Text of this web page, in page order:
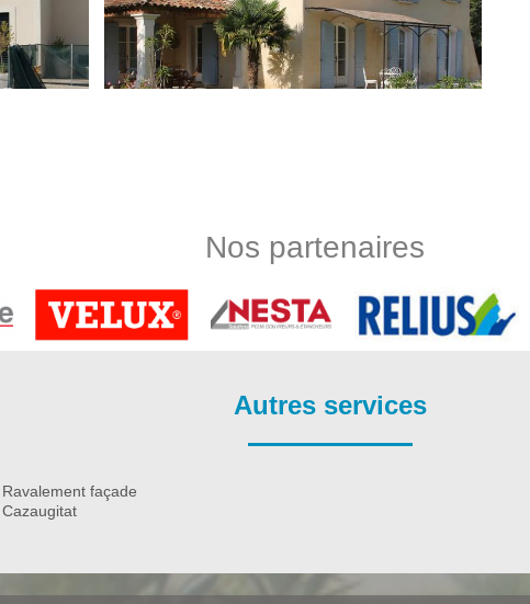
Nos artisans ravaleurs à Cazaugitat sont dans la capacité de refaire
à Cazaugitat propose à ses clients dans tout le 33790 à part le
confiance et bénéficiez des prestations de haute qualité en matière de
votre image autour de votre entourage est mauvaise. C’est
est abordable par rapport à celui des autres prestataires dans le
Nos partenaires
Autres services
Ravalement façade
Cazaugitat